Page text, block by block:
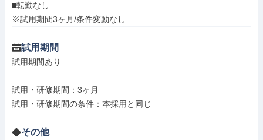
■転勤なし
※試用期間3ヶ月/条件変動なし
試用期間
試用期間あり
試用・研修期間：3ヶ月
その他